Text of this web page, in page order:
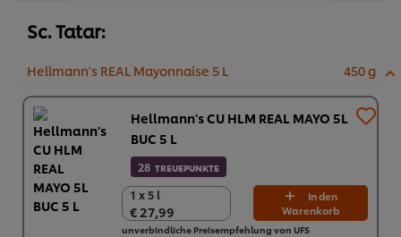
Sc. Tatar:
Hellmann's REAL Mayonnaise 5 L 450 g
Hellmann's CU HLM REAL MAYO 5L
BUC 5 L
28 TREUEPUNKTE
1 x 5 l
€ 27,99
1 x 5 l
€ 27,99
In den
Warenkorb
unverbindliche Preisempfehlung von UFS